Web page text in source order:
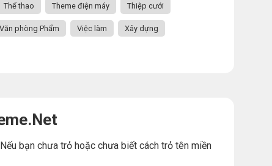
Thể thao Theme điện máy Thiệp cưới
Văn phòng Phẩm Việc làm Xây dựng
bạn chưa trỏ hoặc chưa biết cách trỏ tên miền